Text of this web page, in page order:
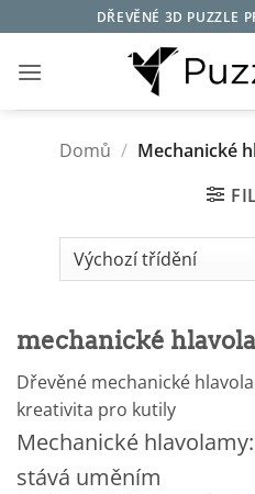
na
obsah
DŘEVĚNÉ 3D PUZZLE
Domů / Mechanické
mechanické
Dřevěné mechanické
kreativita pro kutily
Mechanické
stává uměním